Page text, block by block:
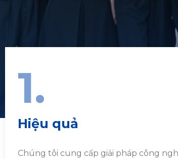
1.
Hiệu quả
Chúng tôi cung cấp giải pháp công